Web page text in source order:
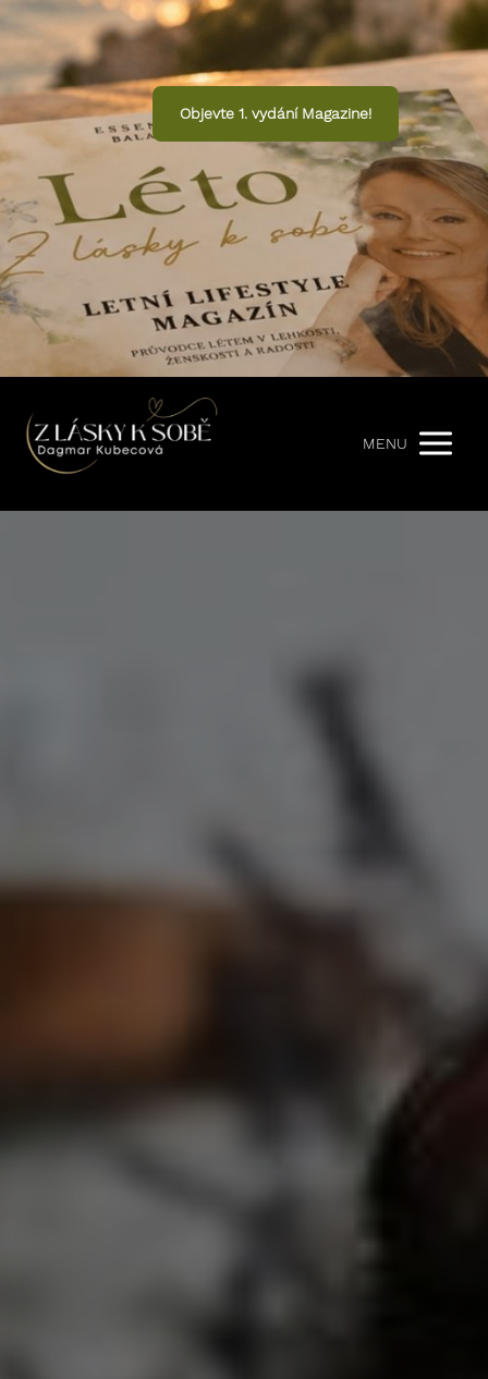
Objevte 1. vydání Magazine!
MENU